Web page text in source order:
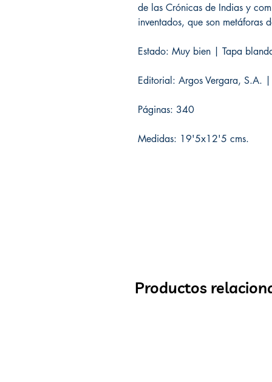
de las Crónicas de Indias y
inventados, que son metáforas
Estado: Muy bien | Tapa
Editorial: Argos Vergara,
Páginas: 340
Medidas: 19'5x12'5 cms.
Productos